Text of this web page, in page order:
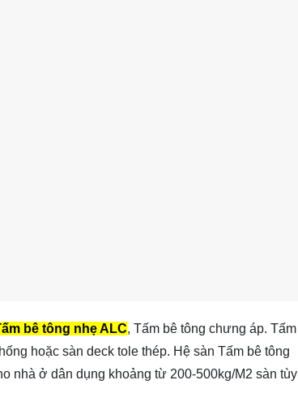
bê tông nhẹ ALC, Tấm bê tông chưng áp. Tấm
hoặc sàn deck tole thép. Hệ sàn Tấm bê tông
nhà ở dân dụng khoảng từ 200-500kg/M2 sàn tùy